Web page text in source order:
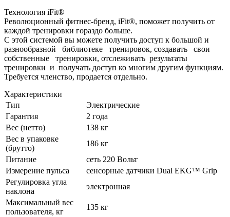
Технология iFit®
Революционный фитнес-бренд, iFit®, поможет получить от
каждой тренировки гораздо больше.
С этой системой вы можете получить доступ к большой и
разнообразной библиотеке тренировок, создавать свои
собственные тренировки, отслеживать результаты
тренировки и получать доступ ко многим другим функциям.
Требуется членство, продается отдельно.
Характеристики
Тип
Электрические
Гарантия
2 года
Вес (нетто)
138 кг
Вес в упаковке
(брутто)
186 кг
Питание
сеть 220 Вольт
Измерение пульса
сенсорные датчики Dual EKG™ Grip
Регулировка угла
наклона
электронная
Максимальный вес
пользователя, кг
135 кг